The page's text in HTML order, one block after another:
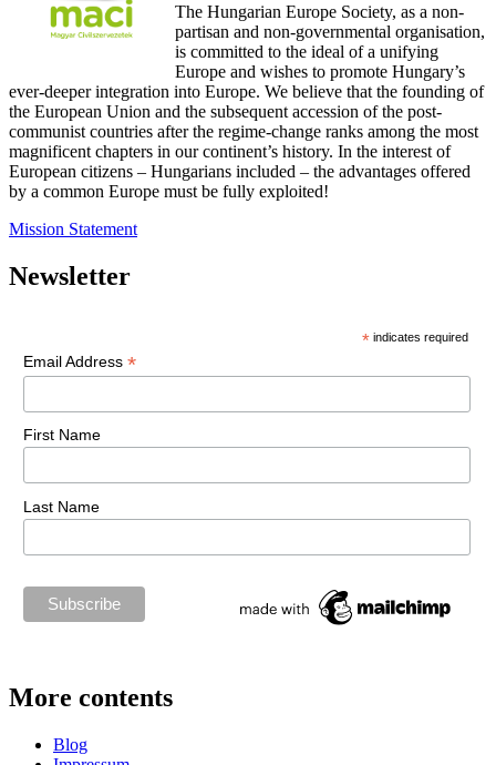
The Hungarian Europe Society, as a non-
partisan and non-governmental organisation,
is committed to the ideal of a unifying
Europe and wishes to promote Hungary’s
ever-deeper integration into Europe. We believe that the founding of
the European Union and the subsequent accession of the post-
communist countries after the regime-change ranks among the most
magnificent chapters in our continent’s history. In the interest of
European citizens – Hungarians included – the advantages offered
by a common Europe must be fully exploited!
Mission Statement
Newsletter
* indicates required
Email Address *
First Name
Last Name
More contents
Blog